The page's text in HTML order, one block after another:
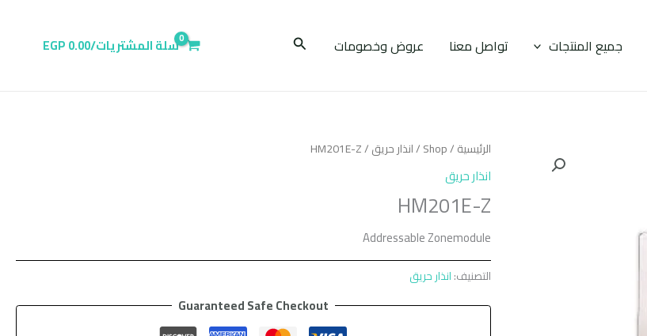
جميع المنتجات تواصل معنا عروض وخصومات البحث سلة المشتريات/0.00
EGP
الرئيسية/
Shop
/انذار حريق/ HM201E-Z
انذار حريق
HM201E-Z
Addressable Zonemodule
التصنيف:انذار حريق
Guaranteed Safe Checkout